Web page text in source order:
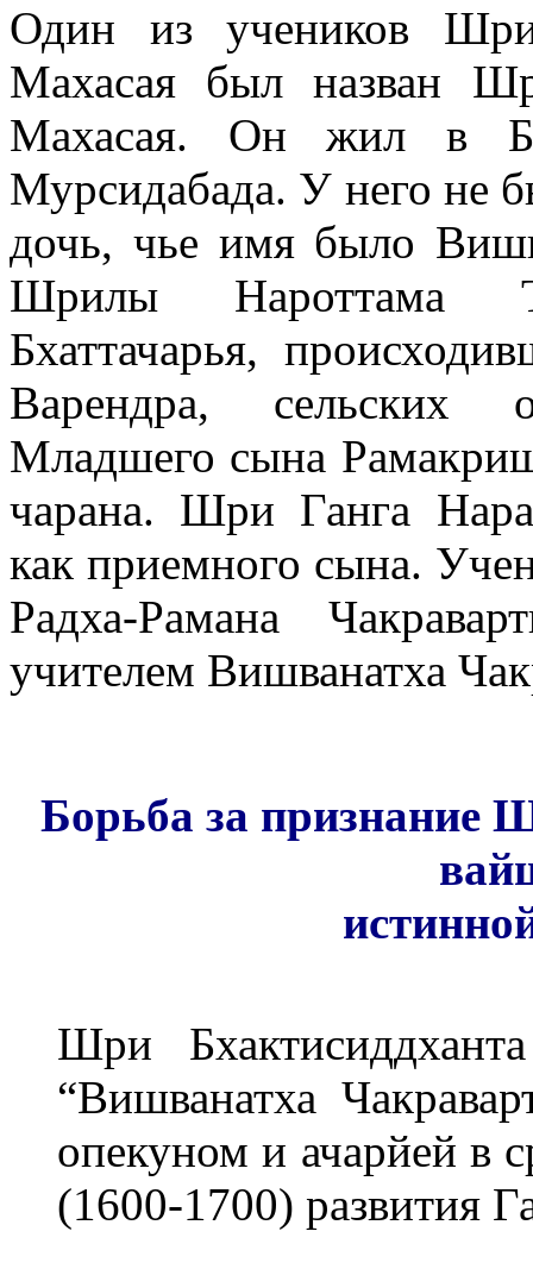
Один из учеников
Махасая был назван
Махасая. Он жил в
Мурсидабада. У него не
дочь, чье имя было
Шрилы Нароттама
Бхаттачарья,
Варендра, сельских
Младшего сына
чарана. Шри Ганга
как приемного сына.
Радха-Рамана
учителем Вишванатха
Борьба за признание
Шри
“Вишванатха
опекуном и ачарйей в
(1600-1700) развития